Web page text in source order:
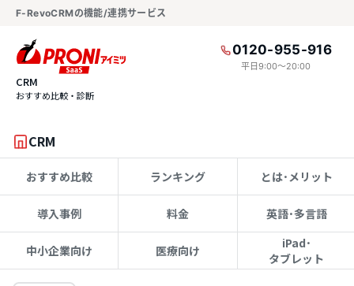
F-RevoCRMの機能/連携サービス
0120-955-916
平日9:00〜20:00
CRM
おすすめ比較・診断
CRM
おすすめ比較 ランキング とは･メリット
導入事例 料金 英語･多言語
中小企業向け 医療向け
iPad･
タブレット